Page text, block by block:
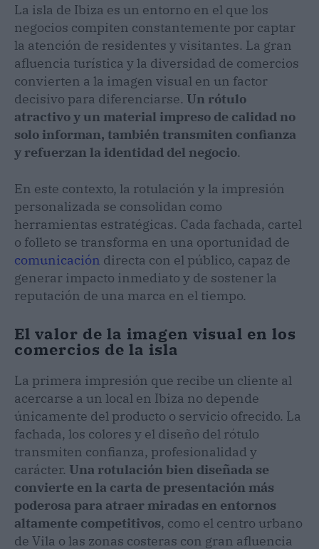
La isla de Ibiza es un entorno en el que los
negocios compiten constantemente por captar
la atención de residentes y visitantes. La gran
afluencia turística y la diversidad de comercios
convierten a la imagen visual en un factor
decisivo para diferenciarse. Un rótulo
atractivo y un material impreso de calidad no
solo informan, también transmiten confianza
y refuerzan la identidad del negocio.
En este contexto, la rotulación y la impresión
personalizada se consolidan como
herramientas estratégicas. Cada fachada, cartel
o folleto se transforma en una oportunidad de
comunicación directa con el público, capaz de
generar impacto inmediato y de sostener la
reputación de una marca en el tiempo.
El valor de la imagen visual en los
comercios de la isla
La primera impresión que recibe un cliente al
acercarse a un local en Ibiza no depende
únicamente del producto o servicio ofrecido. La
fachada, los colores y el diseño del rótulo
transmiten confianza, profesionalidad y
carácter. Una rotulación bien diseñada se
convierte en la carta de presentación más
poderosa para atraer miradas en entornos
altamente competitivos, como el centro urbano
de Vila o las zonas costeras con gran afluencia